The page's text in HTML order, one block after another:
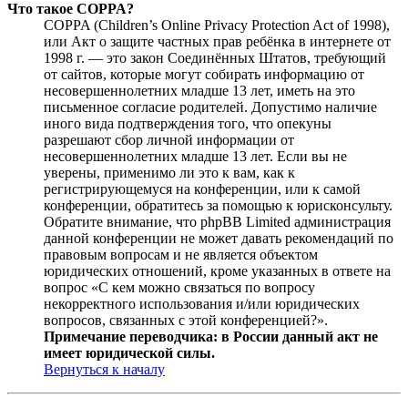
Что такое COPPA?
COPPA (Children’s Online Privacy Protection Act of 1998),
или Акт о защите частных прав ребёнка в интернете от
1998 г. — это закон Соединённых Штатов, требующий
от сайтов, которые могут собирать информацию от
несовершеннолетних младше 13 лет, иметь на это
письменное согласие родителей. Допустимо наличие
иного вида подтверждения того, что опекуны
разрешают сбор личной информации от
несовершеннолетних младше 13 лет. Если вы не
уверены, применимо ли это к вам, как к
регистрирующемуся на конференции, или к самой
конференции, обратитесь за помощью к юрисконсульту.
Обратите внимание, что phpBB Limited администрация
данной конференции не может давать рекомендаций по
правовым вопросам и не является объектом
юридических отношений, кроме указанных в ответе на
вопрос «С кем можно связаться по вопросу
некорректного использования и/или юридических
вопросов, связанных с этой конференцией?».
Примечание переводчика: в России данный акт не
имеет юридической силы.
Вернуться к началу